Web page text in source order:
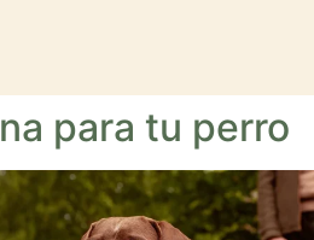
para tu perro